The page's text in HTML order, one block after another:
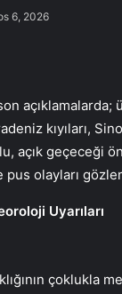
6, 2026
kıyıları,
açık geçeceği
olayları
Uyarıları